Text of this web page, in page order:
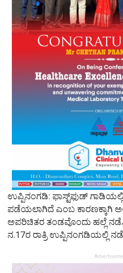
ಉಪ್ಪಿನಂಗಡಿ: ಫಾಸ್ಟ್‌ಫುಡ್
ಪಡೆಯಲಾಗಿದೆ ಎಂಬ ಕಾರಣಕ್ಕಾಗಿ
ಅಪರಿಚಿತರ ತಂಡವೊಂದು ಹಲ್ಲೆ
ನ.17ರ ರಾತ್ರಿ ಉಪ್ಪಿನಂಗಡಿಯಲ್ಲಿ